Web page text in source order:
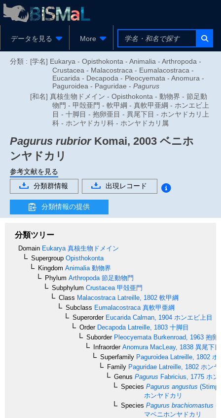
データを見る More
分類 : [学名] Eukarya - Opisthokonta - Animalia - Arthropoda -
Crustacea - Malacostraca - Eumalacostraca -
Eucarida - Decapoda - Pleocyemata - Anomura -
Paguroidea - Paguridae - Pagurus
[和名] 真核生物ドメイン - Opisthokonta - 動物界 - 節足動
物門 - 甲殻亜門 - 軟甲綱 - 真軟甲亜綱 - ホンエビ上
目 - 十脚目 - 抱卵亜目 - 異尾下目 - ホンヤドカリ上
科 - ホンヤドカリ科 - ホンヤドカリ属
Pagurus rubriorKomai, 2003 ベニホ
ンヤドカリ
参考文献を見る
分類群情報
出現レコード
分類情報の提供
分類ツリー
Domain Eukarya 真核生物ドメイン
Supergroup Opisthokonta
Kingdom Animalia 動物界
Phylum Arthropoda 節足動物門
Subphylum Crustacea 甲殻亜門
Class Malacostraca Latreille, 1802 軟甲綱
Subclass Eumalacostraca 真軟甲亜綱
SuperorderEucarida Calman, 1904 ホンエビ上目
OrderDecapoda Latreille, 1803 十脚目
SuborderPleocyemata Burkenroad, 1963 抱卵
InfraorderAnomura MacLeay, 1838 異尾下目
Superfamily Paguroidea Latreille, 1802 ホ
Family Paguridae Latreille, 1802 ホン
Genus Pagurus Fabricius, 1775 ホン
Species Pagurus angustus
ホンヤドカリ
Species Pagurus brachiomastus
マベニホンヤドカリ